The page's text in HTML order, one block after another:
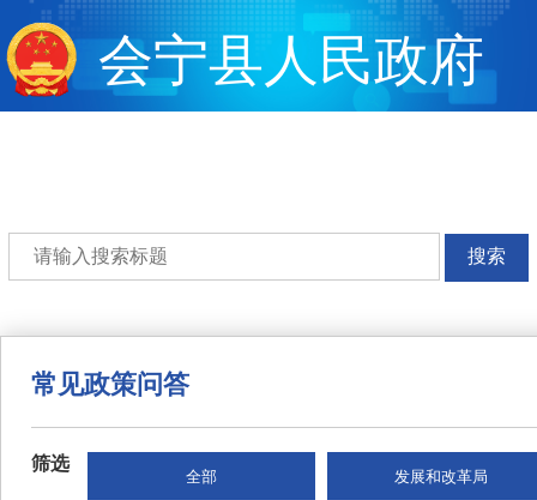
会宁县人民政府
搜索
常见政策问答
筛选
全部 发展和改革局